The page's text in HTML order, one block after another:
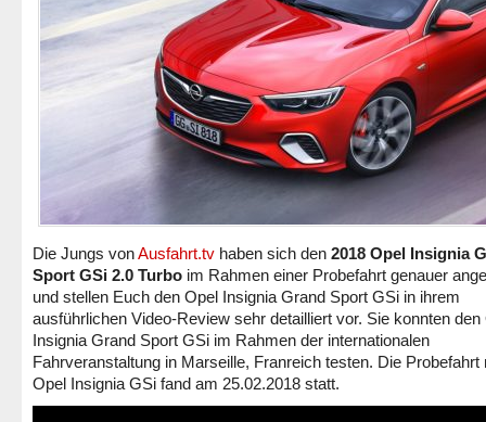
Die Jungs vonAusfahrt.tv haben sich den 2018 Opel Insignia
Sport GSi 2.0 Turbo im Rahmen einer Probefahrt genauer
und stellen Euch den Opel Insignia Grand Sport GSi in ihrem
ausführlichen Video-Review sehr detailliert vor. Sie konnten den
Insignia Grand Sport GSi im Rahmen der internationalen
Fahrveranstaltung in Marseille, Franreich testen. Die Probefahrt
Opel Insignia GSi fand am 25.02.2018 statt.